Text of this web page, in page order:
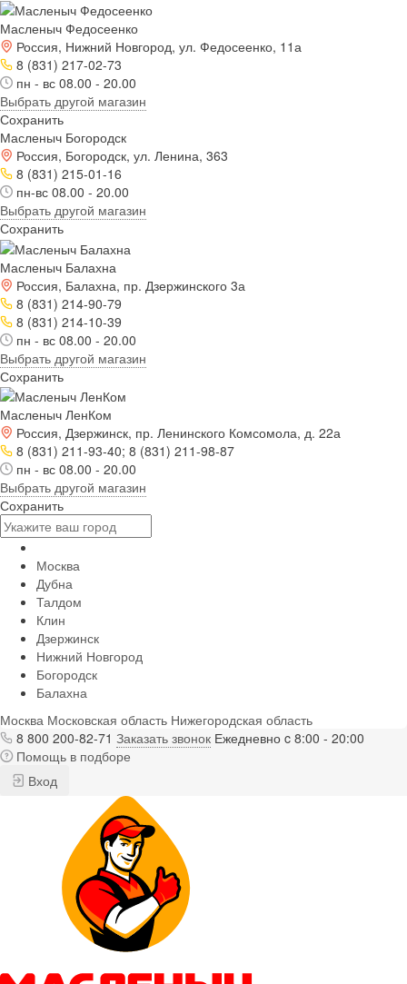
Масленыч Федосеенко
Россия, Нижний Новгород, ул. Федосеенко, 11а
8 (831) 217-02-73
пн - вс 08.00 - 20.00
Выбрать другой магазин
Сохранить
Масленыч Богородск
Россия, Богородск, ул. Ленина, 363
8 (831) 215-01-16
пн-вс 08.00 - 20.00
Выбрать другой магазин
Сохранить
Масленыч Балахна
Россия, Балахна, пр. Дзержинского 3а
8 (831) 214-90-79
8 (831) 214-10-39
пн - вс 08.00 - 20.00
Выбрать другой магазин
Сохранить
Масленыч ЛенКом
Россия, Дзержинск, пр. Ленинского Комсомола, д. 22а
8 (831) 211-93-40; 8 (831) 211-98-87
пн - вс 08.00 - 20.00
Выбрать другой магазин
Сохранить
Москва
Дубна
Талдом
Клин
Дзержинск
Нижний Новгород
Богородск
Балахна
Москва Московская область Нижегородская область
8 800 200-82-71 Заказать звонок Ежедневно c 8:00 - 20:00
Помощь в подборе
Вход